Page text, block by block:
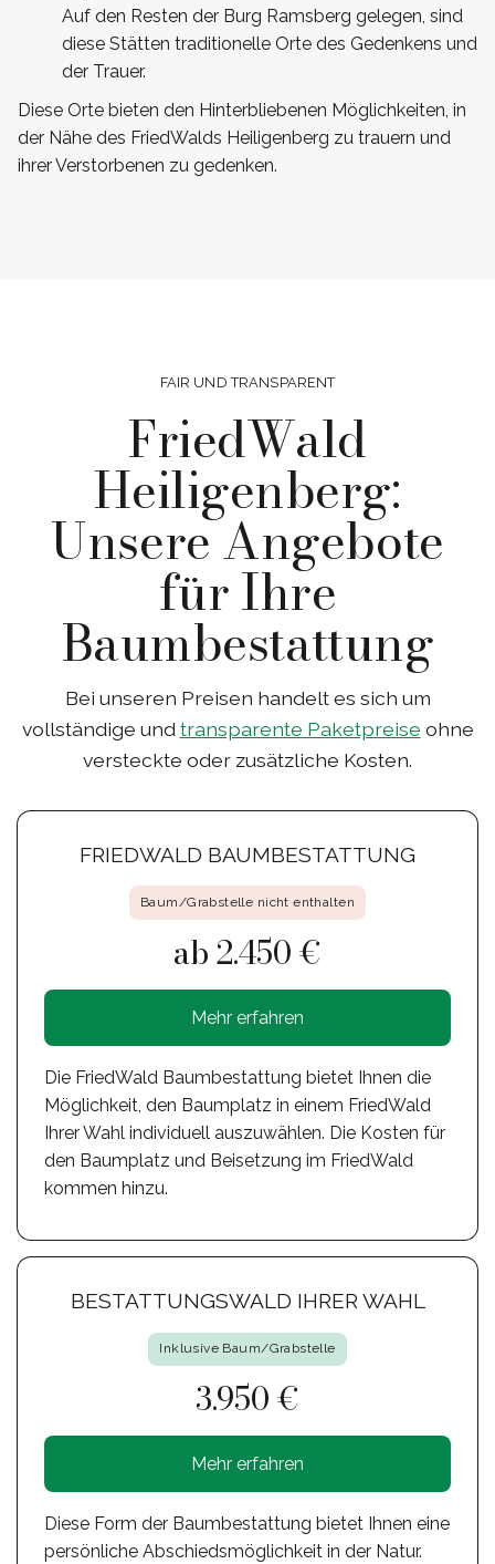
Auf den Resten der Burg Ramsberg gelegen, sind
diese Stätten traditionelle Orte des Gedenkens und
der Trauer.
Diese Orte bieten den Hinterbliebenen Möglichkeiten, in
der Nähe des FriedWalds Heiligenberg zu trauern und
ihrer Verstorbenen zu gedenken.
FAIR UND TRANSPARENT
FriedWald
Heiligenberg:
Unsere Angebote
für Ihre
Baumbestattung
Bei unseren Preisen handelt es sich um
vollständige und transparente Paketpreise ohne
versteckte oder zusätzliche Kosten.
FRIEDWALD BAUMBESTATTUNG
Baum/Grabstelle nicht enthalten
ab 2.450 €
Mehr erfahren
Die FriedWald Baumbestattung bietet Ihnen die
Möglichkeit, den Baumplatz in einem FriedWald
Ihrer Wahl individuell auszuwählen. Die Kosten für
den Baumplatz und Beisetzung im FriedWald
kommen hinzu.
BESTATTUNGSWALD IHRER WAHL
Inklusive Baum/Grabstelle
3.950 €
Mehr erfahren
Diese Form der Baumbestattung bietet Ihnen eine
persönliche Abschiedsmöglichkeit in der Natur.